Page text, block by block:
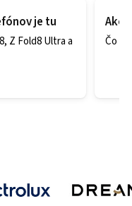
je tu
Z Fold8 Ultra a
Ako
Čo